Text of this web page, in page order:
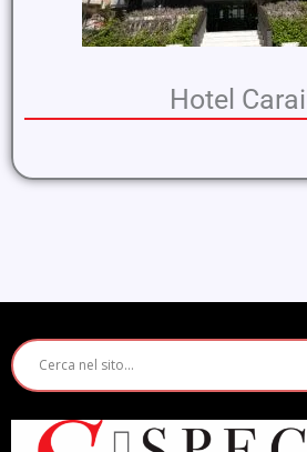
Hotel